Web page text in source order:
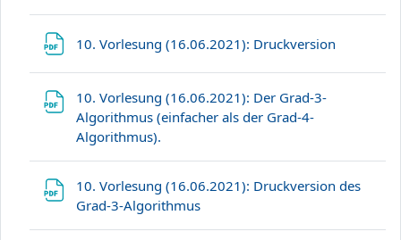
10. Vorlesung (16.06.2021): Druckversion
10. Vorlesung (16.06.2021): Der Grad-3-
Algorithmus (einfacher als der Grad-4-
Algorithmus).
10. Vorlesung (16.06.2021): Druckversion des
Grad-3-Algorithmus